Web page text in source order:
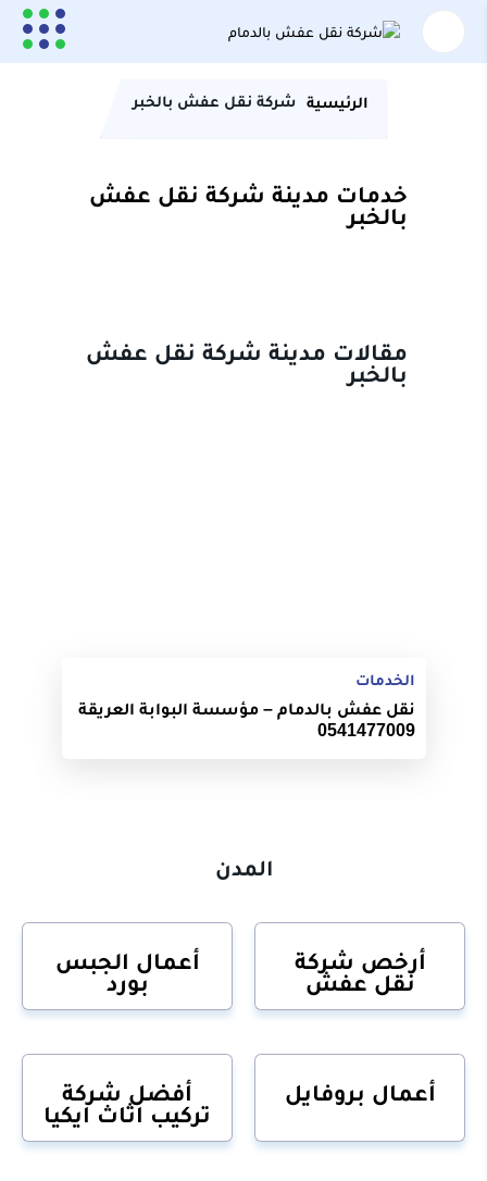
الرئيسية شركة نقل عفش بالخبر
خدمات مدينة شركة نقل عفش
بالخبر
مقالات مدينة شركة نقل عفش
بالخبر
الخدمات
نقل عفش بالدمام – مؤسسة البوابة العريقة
0541477009
المدن
أرخص شركة
نقل عفش
أعمال الجبس
بورد
أعمال بروفايل
أفضل شركة
تركيب اثاث ايكيا